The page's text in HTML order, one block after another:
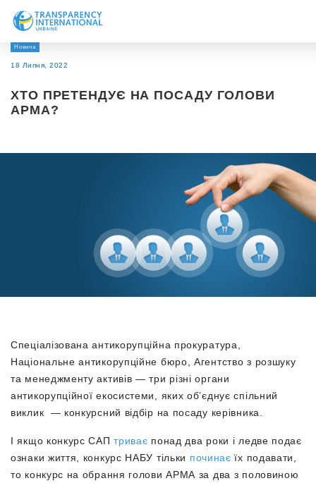
Про нас
Дослідження
Долучитися
Новина
18 Липня, 2022
ХТО ПРЕТЕНДУЄ НА ПОСАДУ ГОЛОВИ
АРМА?
Спеціалізована антикорупційна прокуратура,
Національне антикорупційне бюро, Агентство з розшуку
та менеджменту активів — три різні органи
антикорупційної екосистеми, яких об’єднує спільний
виклик — конкурсний відбір на посаду керівника.
І якщо конкурс САПтриває понад два роки і ледве подає
ознаки життя, конкурс НАБУ тільки починає їх подавати,
то конкурс на обрання голови АРМА за два з половиною